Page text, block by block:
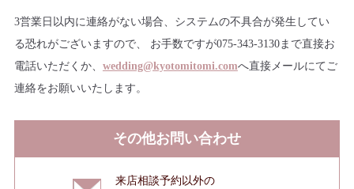
3営業日以内に連絡がない場合、システムの不具合が発生してい
る恐れがございますので、
お手数ですが075-343-3130まで直接お
電話いただくか、 wedding@kyotomitomi.comへ直接メールにてご
連絡をお願いいたします。
その他お問い合わせ
来店相談予約以外の